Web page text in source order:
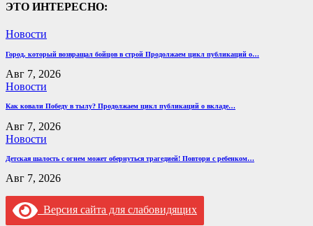
ЭТО ИНТЕРЕСНО:
Новости
Город, который возвращал бойцов в строй Продолжаем цикл публикаций о…
Авг 7, 2026
Новости
Как ковали Победу в тылу? Продолжаем цикл публикаций о вкладе…
Авг 7, 2026
Новости
Детская шалость с огнем может обернуться трагедией! Повтори с ребенком…
Авг 7, 2026
Версия сайта для слабовидящих